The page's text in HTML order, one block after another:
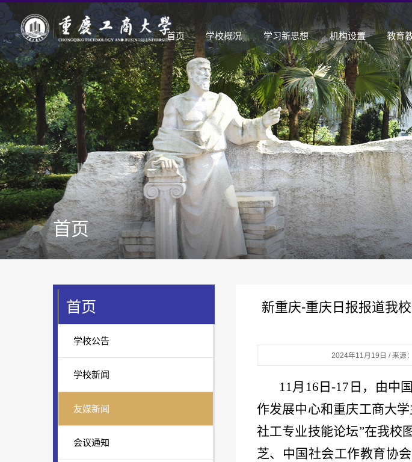
首页 学校概况 学习新思想 机构设置 教育
首页
首页
学校公告
学校新闻
友媒新闻
会议通知
新重庆-重庆日报报道我
2024年11月19日 / 来源
11月16日-17日，由中
作发展中心和重庆工商大
社工专业技能论坛”在我校
芝、中国社会工作教育协